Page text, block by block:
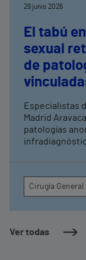
Ver todas
29 junio 2026
El tabú
sexual
de
Especialistas
Madrid
patologías
Cirugía General